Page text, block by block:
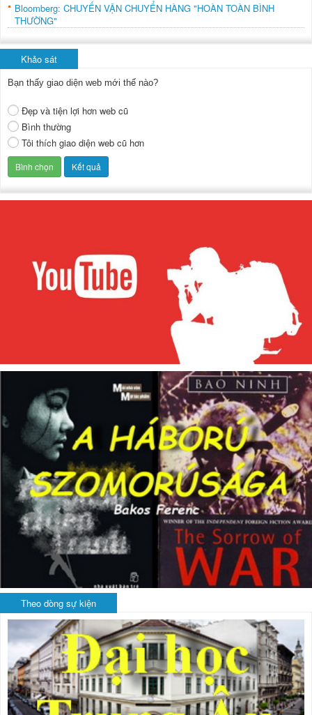
Bloomberg: CHUYẾN VẬN CHUYỂN HÀNG "HOÀN TOÀN BÌNH
THƯỜNG"
Khảo sát
Bạn thấy giao diện web mới thế nào?
Đẹp và tiện lợi hơn web cũ
Bình thường
Tôi thích giao diện web cũ hơn
Theo dòng sự kiện